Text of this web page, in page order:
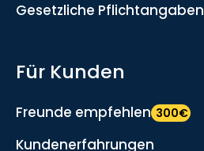
Gesetzliche Pflichtangaben
Für Kunden
Freunde empfehlen 300€
Kundenerfahrungen